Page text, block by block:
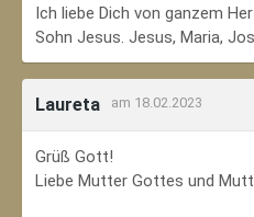
Ich liebe Dich von ganzem
Sohn Jesus. Jesus, Maria,
Laureta am 18.02.2023
Grüß Gott!
Liebe Mutter Gottes und